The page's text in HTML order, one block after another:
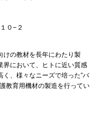
０−２
けの教材を長年にわたり製
界において、ヒトに近い質感
、様々なニーズで培った“バ
教育用機材の製造を行ってい